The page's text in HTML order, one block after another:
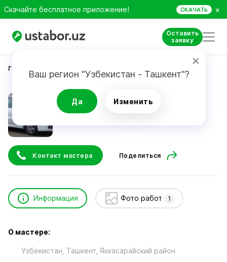
Скачайте бесплатное приложение! СКАЧАТЬ ×
Оставить
заявку
Ваш регион "Узбекистан - Ташкент"?
Да Изменить
Главная Автоуслуги и сервис
Батыр
Контакт мастера Поделиться
Информация Фото работ 1
О мастере:
Узбекистан, Ташкент, Яккасарайский район